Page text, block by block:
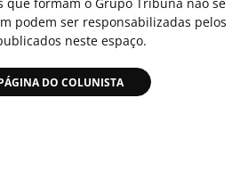
podem ser responsabilizadas pelos
neste espaço.
DO COLUNISTA